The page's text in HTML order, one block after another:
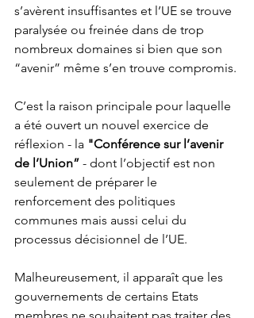
s’avèrent insuffisantes et l’UE se trouve
paralysée ou freinée dans de trop
nombreux domaines si bien que son
“avenir” même s’en trouve compromis.
C’est la raison principale pour laquelle
a été ouvert un nouvel exercice de
réflexion - la "Conférence sur l’avenir
de l’Union” - dont l’objectif est non
seulement de préparer le
renforcement des politiques
communes mais aussi celui du
processus décisionnel de l’UE.
Malheureusement, il apparaît que les
gouvernements de certains Etats
membres ne souhaitent pas traiter des